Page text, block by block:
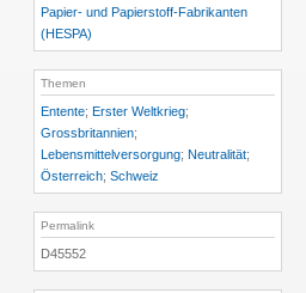
Papier- und Papierstoff-Fabrikanten
(HESPA)
Themen
Entente; Erster Weltkrieg;
Grossbritannien;
Lebensmittelversorgung; Neutralität;
Österreich; Schweiz
Permalink
D45552